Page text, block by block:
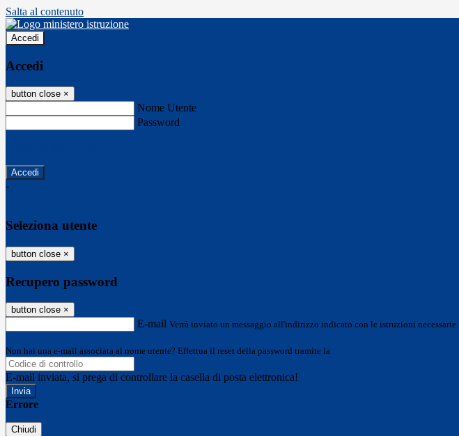
Salta al contenuto
Accedi
Accedi
button close ×
Nome Utente
Password
-
Seleziona utente
button close ×
Recupero password
button close ×
E-mail Verrà inviato un messaggio all'indirizzo indicato con le istruzioni necessarie.
Non hai una e-mail associata al nome utente? Effettua il reset della password tramite la
E-mail inviata, si prega di controllare la casella di posta elettronica!
Errore
Chiudi